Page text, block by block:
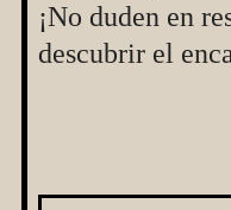
¡No duden en
descubrir el